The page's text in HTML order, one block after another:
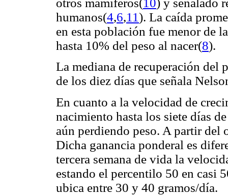
otros mamíferos(10) y señalado
humanos(4,6,11). La caída
en esta población fue menor de
hasta 10% del peso al nacer(8).
La mediana de recuperación del
de los diez días que señala
En cuanto a la velocidad de
nacimiento hasta los siete días
aún perdiendo peso. A partir del
Dicha ganancia ponderal es
tercera semana de vida la
estando el percentilo 50 en casi
ubica entre 30 y 40 gramos/día.